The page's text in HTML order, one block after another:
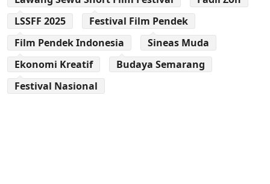
LSSFF 2025
Festival Film Pendek
Film Pendek Indonesia
Sineas Muda
Ekonomi Kreatif
Budaya Semarang
Festival Nasional